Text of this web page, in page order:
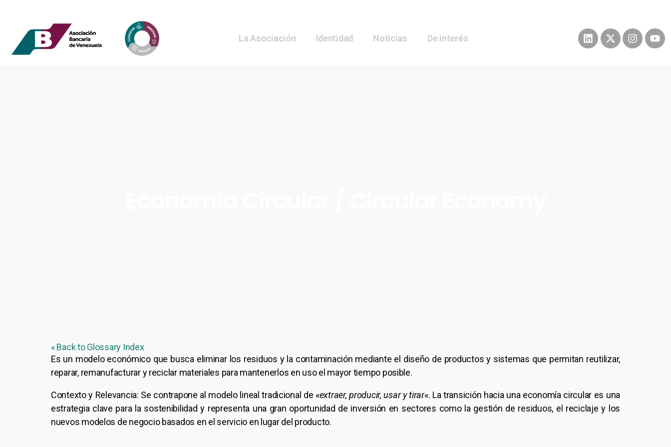
La Asociación Identidad Noticias De interés
« Back to Glossary Index
Es un modelo económico que busca eliminar los residuos y la contaminación mediante el diseño de productos y sistemas que permitan reutilizar,
reparar, remanufacturar y reciclar materiales para mantenerlos en uso el mayor tiempo posible.
Contexto y Relevancia: Se contrapone al modelo lineal tradicional de «extraer, producir, usar y tirar«. La transición hacia una economía circular es una
estrategia clave para la sostenibilidad y representa una gran oportunidad de inversión en sectores como la gestión de residuos, el reciclaje y los
nuevos modelos de negocio basados en el servicio en lugar del producto.